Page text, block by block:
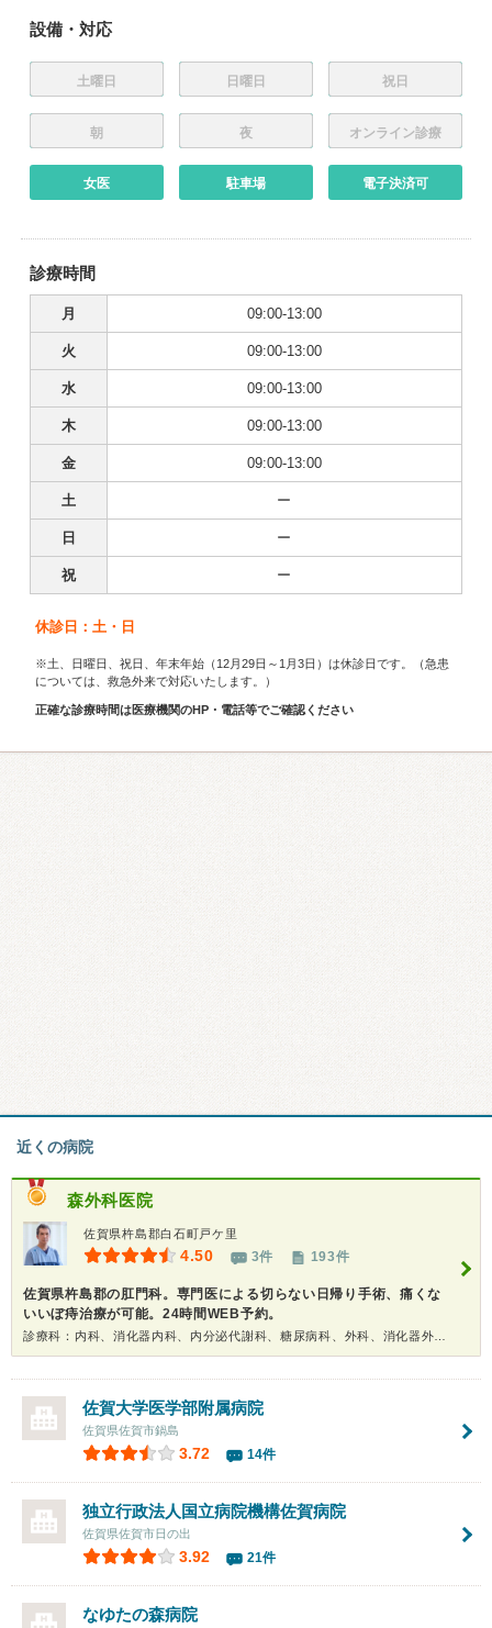
設備・対応
土曜日 日曜日 祝日
朝 夜 オンライン診療
女医 駐車場 電子決済可
診療時間
月 09:00-13:00
火 09:00-13:00
水 09:00-13:00
木 09:00-13:00
金 09:00-13:00
土 ー
日 ー
祝 ー
休診日：土・日
※土、日曜日、祝日、年末年始（12月29日～1月3日）は休診日です。（急患
については、救急外来で対応いたします。）
正確な診療時間は医療機関のHP・電話等でご確認ください
近くの病院
森外科医院
佐賀県杵島郡白石町戸ケ里
4.50 3件 193件
佐賀県杵島郡の肛門科。専門医による切らない日帰り手術、痛くな
いいぼ痔治療が可能。24時間WEB予約。
佐賀大学医学部附属病院
佐賀県佐賀市鍋島
3.72 14件
独立行政法人国立病院機構佐賀病院
佐賀県佐賀市日の出
3.92 21件
なゆたの森病院